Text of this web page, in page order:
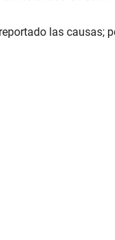
las causas;